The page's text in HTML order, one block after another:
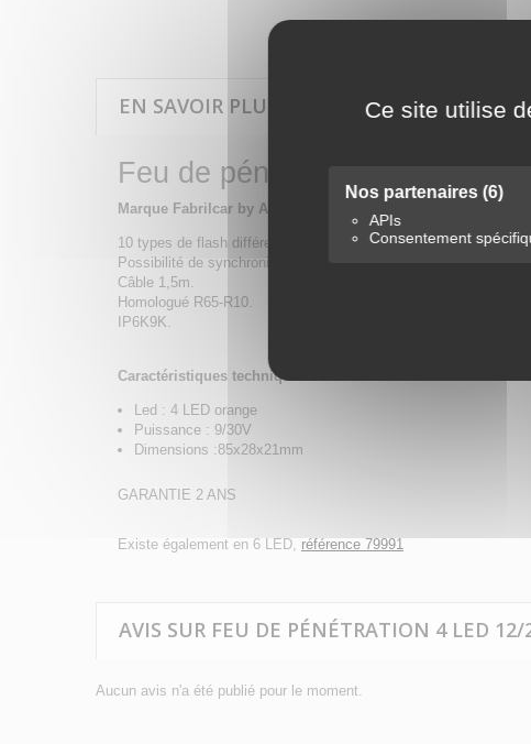
Ce site utilise
Nos partenaires (6)
APIs
Consentement
EN SAVOIR PLUS SUR FEU DE
Feu de pénétration 4 LED, 10
Marque Fabrilcar by Aspock.
10 types de flash différents.
Possibilité de synchroniser les éclairages ou de les faire
Câble 1,5m.
Homologué R65-R10.
IP6K9K.
Caractéristiques techniques :
Led : 4 LED orange
Puissance : 9/30V
Dimensions :85x28x21mm
GARANTIE 2 ANS
Existe également en 6 LED, référence 79991
AVIS SUR FEU DE PÉNÉTRATION 4 LED 12/
Aucun avis n'a été publié pour le moment.